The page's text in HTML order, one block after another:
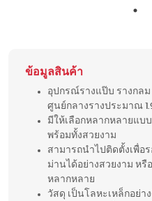
ข้อมูลสินค้า
อุปกรณ์รางแป๊บ รางกล
ศูนย์กลางรางประมาณ
มีให้เลือกหลากหลายแบ
พร้อมทั้งสวยงาม
สามารถนำไปติดตั้งเพื่อ
ม่านได้อย่างสวยงาม หรื
หลากหลาย
วัสดุ เป็นโลหะเหล็กอย่า